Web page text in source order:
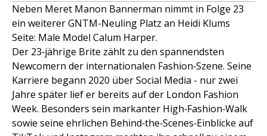
Neben Meret Manon Bannerman nimmt in Folge 23
ein weiterer GNTM-Neuling Platz an Heidi Klums
Seite: Male Model Calum Harper.
Der 23‑jährige Brite zählt zu den spannendsten
Newcomern der internationalen Fashion‑Szene. Seine
Karriere begann 2020 über Social Media - nur zwei
Jahre später lief er bereits auf der London Fashion
Week. Besonders sein markanter High‑Fashion‑Walk
sowie seine ehrlichen Behind‑the‑Scenes‑Einblicke auf